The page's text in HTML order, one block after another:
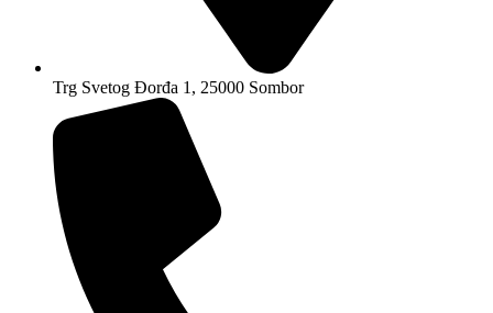
Trg Svetog Đorđa 1, 25000 Sombor